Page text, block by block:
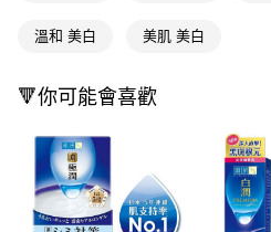
※ 交易是否成功請以「AFTEE先享後付
客戶支援中心」
https://
１．透過由恩沛科技股份有限公司提供
易，需依本服務之必要範圍內提供個人
權轉讓予恩沛科技股份有限公司。
２．關於個人資料處理事宜，請瀏覽以下
https://aftee.tw/terms/#terms3
付款後萊爾富取貨
每筆NT$65，滿NT$490(含以上)免運
付款後7-11取貨
每筆NT$65，滿NT$490(含以上)免
溫和 美白 美肌 美白
🔻你可能會喜歡